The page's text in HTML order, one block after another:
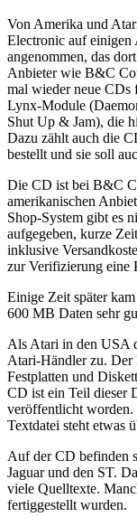
Von Amerika und
Electronic auf einigen
angenommen, das
Anbieter wie B&C
mal wieder neue CDs
Lynx-Module
Shut Up & Jam), die
Dazu zählt auch die
bestellt und sie soll
Die CD ist bei B&C
amerikanischen
Shop-System gibt es
aufgegeben, kurze
inklusive
zur Verifizierung eine
Einige Zeit später
600 MB Daten sehr
Als Atari in den USA
Atari-Händler zu. Der
Festplatten und
CD ist ein Teil dieser
veröffentlicht
Textdatei steht etwas
Auf der CD befinden
Jaguar und den ST.
viele Quelltexte.
fertiggestellt wurden.